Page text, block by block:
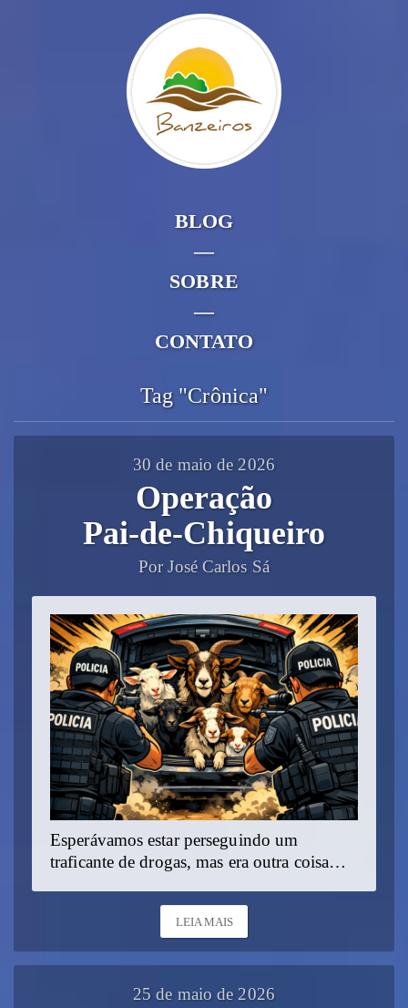
BLOG
—
SOBRE
—
CONTATO
Tag "Crônica"
30 de maio de 2026
Operação
Pai‑de‑Chiqueiro
Por José Carlos Sá
Esperávamos estar perseguindo um
traficante de drogas, mas era outra coisa…
LEIA MAIS
25 de maio de 2026